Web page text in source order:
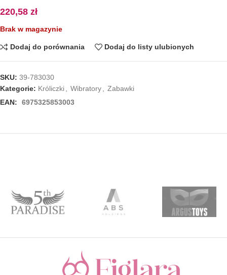
220,58 zł
Brak w magazynie
Dodaj do porównania Dodaj do listy ulubionych
SKU: 39-783030
Kategorie: Króliczki Wibratory
Zabawki
EAN:
6975325853003